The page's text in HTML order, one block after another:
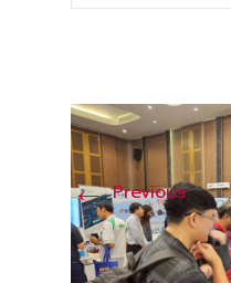
←Previous